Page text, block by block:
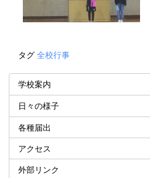
タグ 全校行事
学校案内
日々の様子
各種届出
アクセス
外部リンク